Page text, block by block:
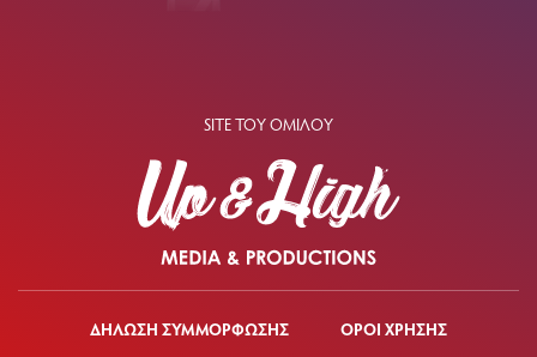
SITE ΤΟΥ ΟΜΙΛΟΥ
ΔΗΛΩΣΗ ΣΥΜΜΟΡΦΩΣΗΣ
ΟΡΟΙ ΧΡΗΣΗΣ